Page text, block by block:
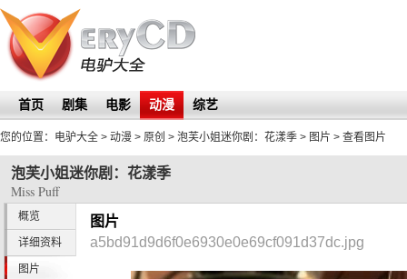
首页 剧集 电影 动漫 综艺
您的位置： 电驴大全 > 动漫 > 原创 > 泡芙小姐迷你剧：花漾季 > 图片 > 查看图片
泡芙小姐迷你剧：花漾季
Miss Puff
概览
详细资料
图片
图片
a5bd91d9d6f0e6930e0e69cf091d37dc.jpg